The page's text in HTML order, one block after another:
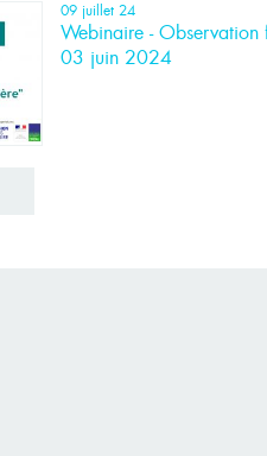
09 juillet 24
Webinaire - Observation
03 juin 2024